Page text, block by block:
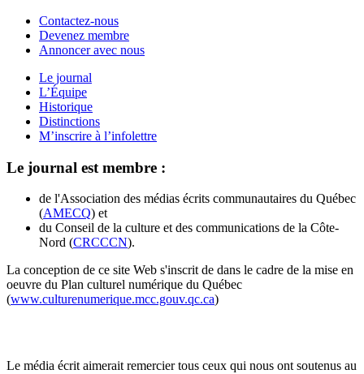
Contactez-nous
Devenez membre
Annoncer avec nous
Le journal
L’Équipe
Historique
Distinctions
M’inscrire à l’infolettre
Le journal est membre :
de l'Association des médias écrits communautaires du Québec
(AMECQ) et
du Conseil de la culture et des communications de la Côte-
Nord (CRCCCN).
La conception de ce site Web s'inscrit de dans le cadre de la mise en
oeuvre du Plan culturel numérique du Québec
(www.culturenumerique.mcc.gouv.qc.ca)
Le média écrit aimerait remercier tous ceux qui nous ont soutenus au